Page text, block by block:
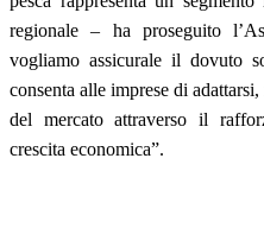
regionale – ha proseguito
vogliamo assicurale il dovuto
consenta alle imprese di
del mercato attraverso il
crescita economica”.